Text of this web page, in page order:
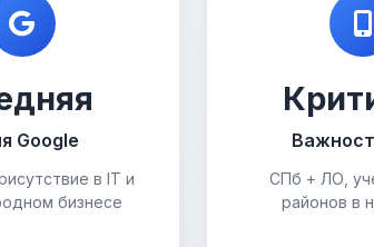
Google
в IT и
бизнесе
СПб + ЛО,
районов в